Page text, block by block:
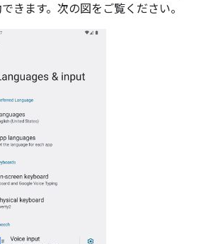
きます。次の図をご覧ください。